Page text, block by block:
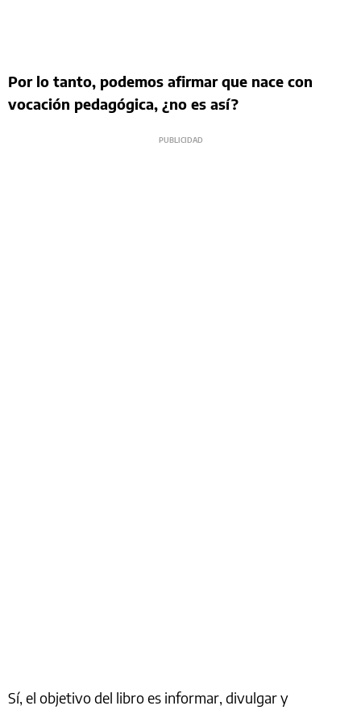
Por lo tanto, podemos afirmar que nace con
vocación pedagógica, ¿no es así?
Sí, el objetivo del libro es informar, divulgar y